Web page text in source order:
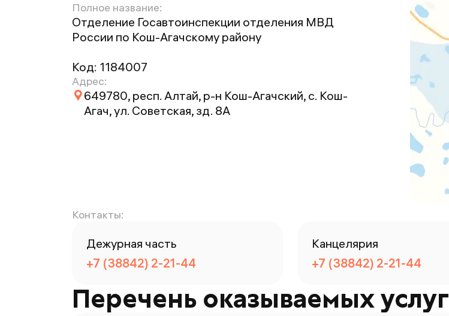
Полное название:
Отделение Госавтоинспекции отделения МВД
России по Кош-Агачскому району
Код: 1184007
Адрес:
649780, респ. Алтай, р-н Кош-Агачский, с. Кош-
Агач, ул. Советская, зд. 8А
Контакты:
Дежурная часть
+7 (38842) 2-21-44
Канцелярия
+7 (38842) 2-21-44
Перечень оказываемых услуг